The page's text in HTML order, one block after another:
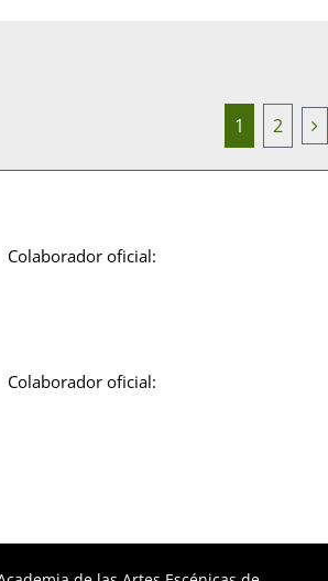
1 2
Colaborador oficial:
Colaborador oficial: